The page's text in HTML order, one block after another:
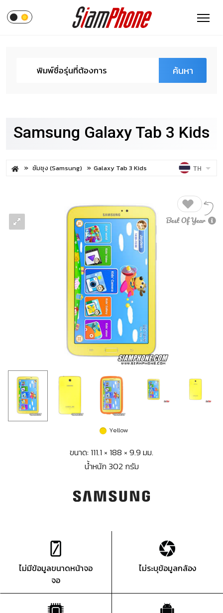
ค้นหา
Samsung Galaxy Tab 3 Kids
ซัมซุง (Samsung) Galaxy Tab 3 Kids TH
Yellow
ขนาด: 111.1 × 188 × 9.9 มม.
น้ำหนัก 302 กรัม
ไม่มีข้อมูลขนาดหน้าจอ
จอ
ไม่ระบุข้อมูลกล้อง